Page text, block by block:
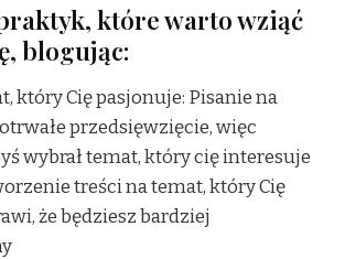
które warto wziąć
blogując:
który Cię pasjonuje: Pisanie na
przedsięwzięcie, więc
wybrał temat, który cię interesuje
treści na temat, który Cię
że będziesz bardziej